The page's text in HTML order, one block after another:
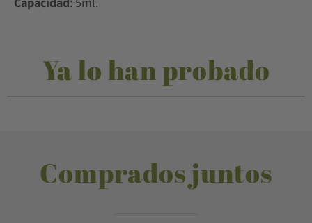
Ya lo han probado
Comprados juntos